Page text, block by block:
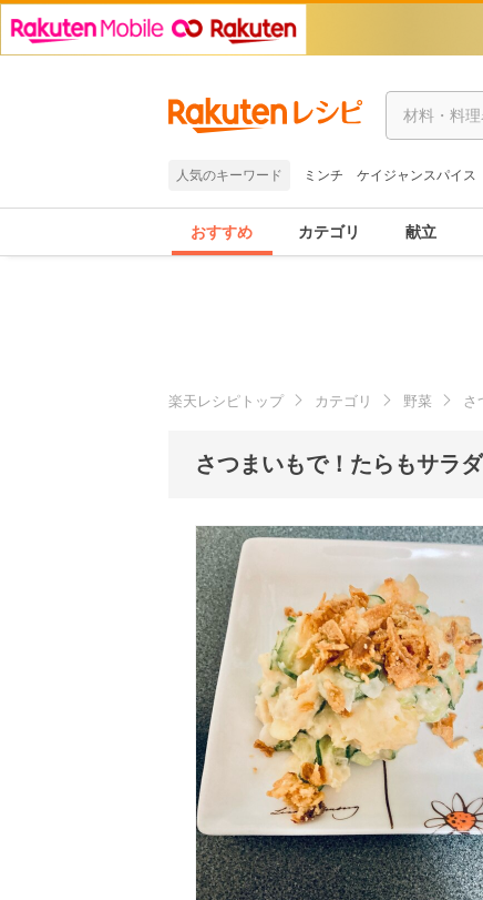
人気のキーワード ミンチ ケイジャンスパイス
おすすめ カテゴリ 献立
楽天レシピトップ カテゴリ 野菜 さ
さつまいもで！たらもサラ